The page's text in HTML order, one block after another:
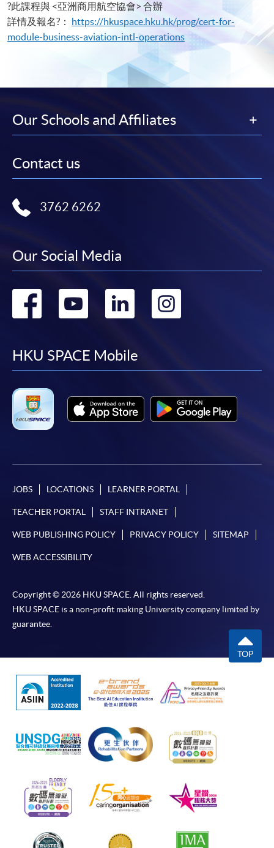
?此課程與 <亞洲商用航空協會> 合辦
詳情及報名?： https://hkuspace.hku.hk/prog/cert-for-
module-business-aviation-intl-operations
Our Schools and Affiliates
Contact us
3762 6262
Our Social Media
Go
facebook
Go
youtube
Go
linkedin
Go
HKU SPACE Mobile
JOBS LOCATIONS LEARNER PORTAL
TEACHER PORTAL STAFF INTRANET
WEB PUBLISHING POLICY PRIVACY POLICY SITEMAP
WEB ACCESSIBILITY
Copyright © 2026 HKU SPACE. All rights reserved.
HKU SPACE is a non-profit making University company limited by
guarantee.
TOP